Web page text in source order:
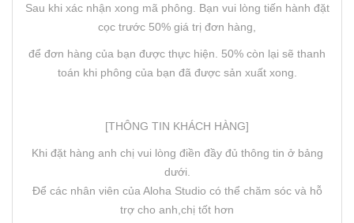
Sau khi xác nhận xong mã phông. Bạn vui lòng tiến hành đặt
cọc trước 50% giá trị đơn hàng,
để đơn hàng của bạn được thực hiện. 50% còn lại sẽ thanh
toán khi phông của bạn đã được sản xuất xong.
[THÔNG TIN KHÁCH HÀNG]
Khi đặt hàng anh chị vui lòng điền đầy đủ thông tin ở bảng
dưới.
Để các nhân viên của Aloha Studio có thể chăm sóc và hỗ
trợ cho anh,chị tốt hơn